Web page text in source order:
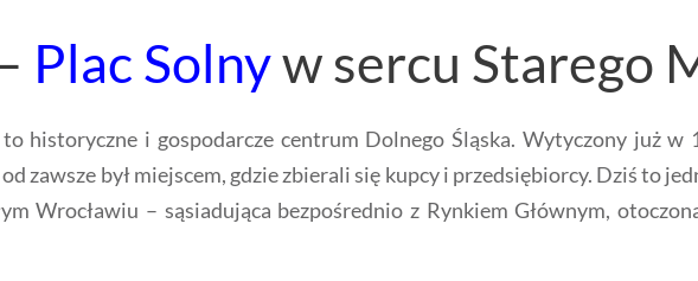
Plac Solnyw sercu Starego
to historyczne i gospodarcze centrum Dolnego Śląska. Wytyczony już w
zawsze był miejscem, gdzie zbierali się kupcy i przedsiębiorcy. Dziś to
Wrocławiu – sąsiadująca bezpośrednio z Rynkiem Głównym,